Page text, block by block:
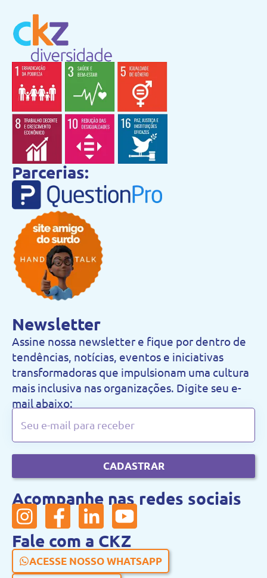
Parcerias:
Newsletter
Assine nossa newsletter e fique por dentro de
tendências, notícias, eventos e iniciativas
transformadoras que impulsionam uma cultura
mais inclusiva nas organizações. Digite seu e-
mail abaixo:
CADASTRAR
Acompanhe nas redes sociais
Fale com a CKZ
ACESSE NOSSO WHATSAPP